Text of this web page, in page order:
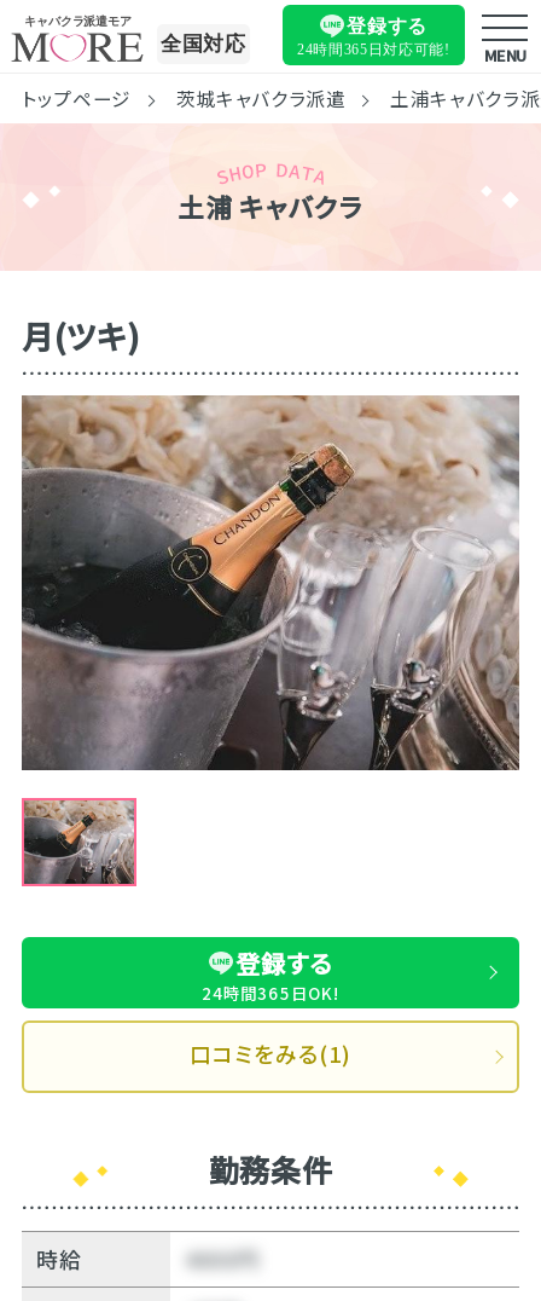
キャバクラ派遣モア
全国対応
登録する
24時間365日対応可能! MENU
トップページ 茨城キャバクラ派遣 土浦キャバクラ
土浦 キャバクラ
月(ツキ)
登録する
24時間365日OK!
口コミをみる(1)
勤務条件
時給
4000円